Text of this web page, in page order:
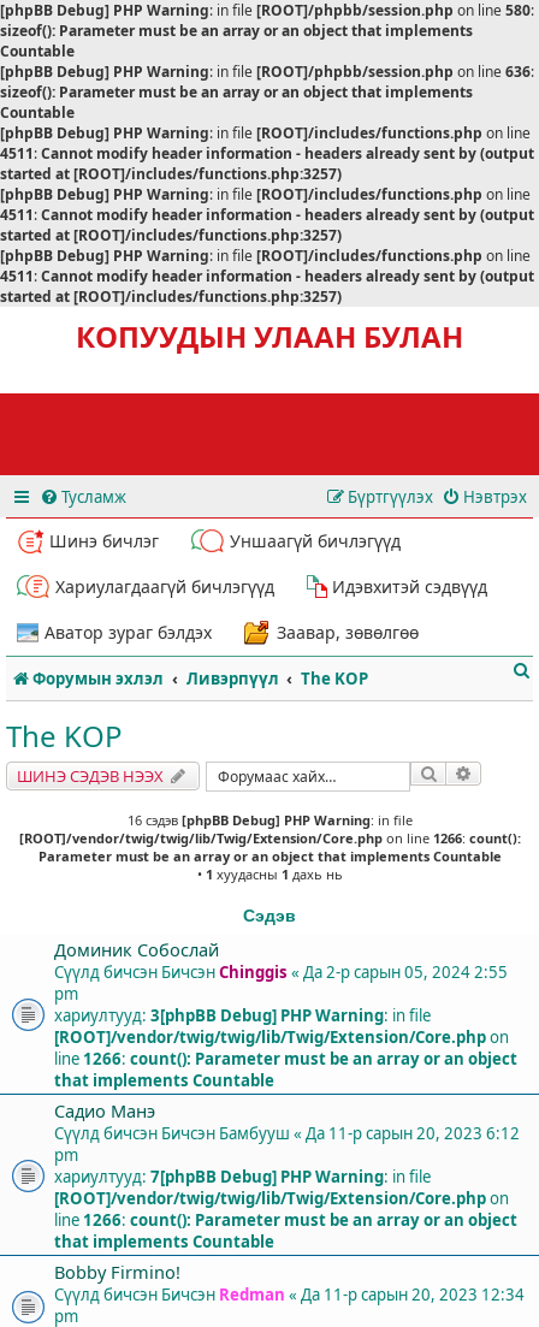
[phpBB Debug] PHP Warning: in file[ROOT]/phpbb/session.php on line580:
sizeof(): Parameter must be an array or an object that implements
Countable
[phpBB Debug] PHP Warning: in file[ROOT]/phpbb/session.php on line636:
sizeof(): Parameter must be an array or an object that implements
Countable
[phpBB Debug] PHP Warning: in file[ROOT]/includes/functions.php on line
4511:Cannot modify header information - headers already sent by (output
started at [ROOT]/includes/functions.php:3257)
[phpBB Debug] PHP Warning: in file[ROOT]/includes/functions.php on line
4511:Cannot modify header information - headers already sent by (output
started at [ROOT]/includes/functions.php:3257)
[phpBB Debug] PHP Warning: in file[ROOT]/includes/functions.php on line
4511:Cannot modify header information - headers already sent by (output
started at [ROOT]/includes/functions.php:3257)
КОПУУДЫН УЛААН БУЛАН
Тусламж Нэвтрэх
Бүртгүүлэх
Шинэ бичлэг
Уншаагүй бичлэгүүд
Хариулагдаагүй бичлэгүүд
Идэвхитэй сэдвүүд
Аватор зураг бэлдэх
Заавар, зөвөлгөө
Форумын эхлэл Ливэрпүүл The KOP
The KOP
ШИНЭ СЭДЭВ НЭЭХ Хайлт
16 сэдэв [phpBB Debug] PHP Warning: in file
[ROOT]/vendor/twig/twig/lib/Twig/Extension/Core.phpon line 1266: count():
Parameter must be an array or an object that implements Countable
• 1 хуудасны 1 дахь нь
Сэдэв
Доминик Собослай
Сүүлд бичсэн БичсэнChinggis « Да 2-р сарын 05, 2024 2:55
pm
хариултууд: 3[phpBB Debug] PHP Warning: in file
[ROOT]/vendor/twig/twig/lib/Twig/Extension/Core.phpon
line 1266: count(): Parameter must be an array or an object
that implements Countable
Садио Манэ
Сүүлд бичсэн Бичсэн Бамбууш « Да 11-р сарын 20, 2023 6:12
pm
хариултууд: 7[phpBB Debug] PHP Warning: in file
[ROOT]/vendor/twig/twig/lib/Twig/Extension/Core.phpon
line 1266: count(): Parameter must be an array or an object
that implements Countable
Bobby Firmino!
Сүүлд бичсэн Бичсэн Redman « Да 11-р сарын 20, 2023 12:34
pm